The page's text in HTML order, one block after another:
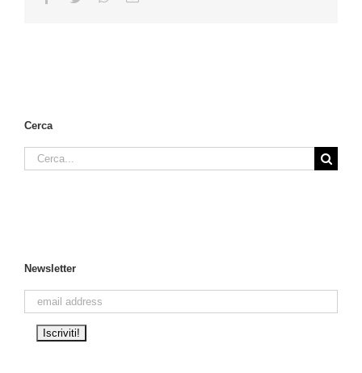
Cerca
Cerca
per:
Newsletter